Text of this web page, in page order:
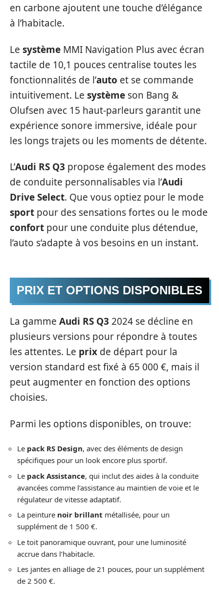
en carbone ajoutent une touche d’élégance
à l’habitacle.
Le système MMI Navigation Plus avec écran
tactile de 10,1 pouces centralise toutes les
fonctionnalités de l’auto et se commande
intuitivement. Le système son Bang &
Olufsen avec 15 haut-parleurs garantit une
expérience sonore immersive, idéale pour
les longs trajets ou les moments de détente.
L’Audi RS Q3 propose également des modes
de conduite personnalisables via l’Audi
Drive Select. Que vous optiez pour le mode
sport pour des sensations fortes ou le mode
confort pour une conduite plus détendue,
l’auto s’adapte à vos besoins en un instant.
PRIX ET OPTIONS DISPONIBLES
La gamme Audi RS Q3 2024 se décline en
plusieurs versions pour répondre à toutes
les attentes. Le prix de départ pour la
version standard est fixé à 65 000 €, mais il
peut augmenter en fonction des options
choisies.
Parmi les options disponibles, on trouve:
Le pack RS Design, avec des éléments de design
spécifiques pour un look encore plus sportif.
Le pack Assistance, qui inclut des aides à la conduite
avancées comme l’assistance au maintien de voie et le
régulateur de vitesse adaptatif.
La peinture noir brillant métallisée, pour un
supplément de 1 500 €.
Le toit panoramique ouvrant, pour une luminosité
accrue dans l’habitacle.
Les jantes en alliage de 21 pouces, pour un supplément
de 2 500 €.